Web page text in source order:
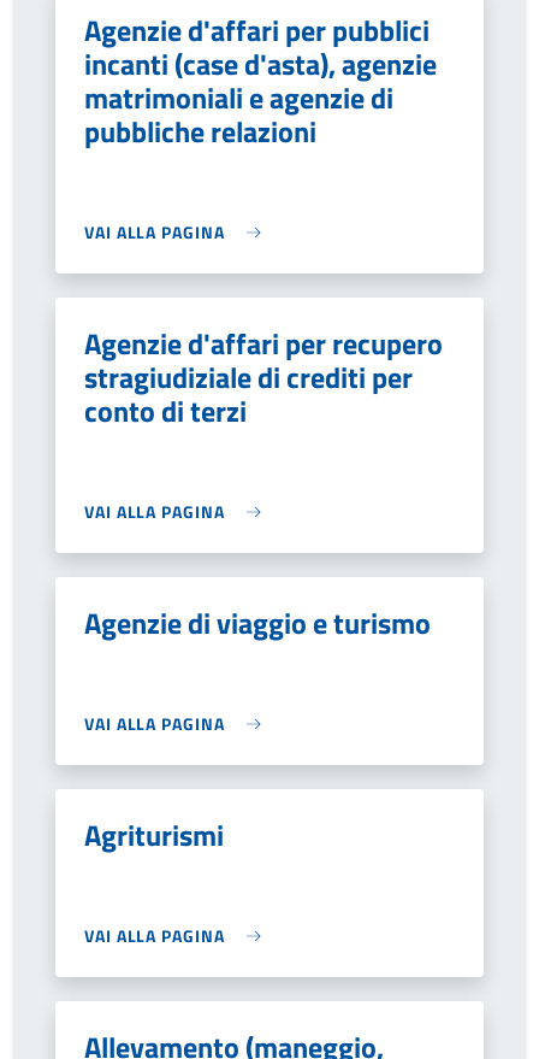
Agenzie d'affari per pubblici
incanti (case d'asta), agenzie
matrimoniali e agenzie di
pubbliche relazioni
VAI ALLA PAGINA
Agenzie d'affari per recupero
stragiudiziale di crediti per
conto di terzi
VAI ALLA PAGINA
Agenzie di viaggio e turismo
VAI ALLA PAGINA
Agriturismi
VAI ALLA PAGINA
Allevamento (maneggio,